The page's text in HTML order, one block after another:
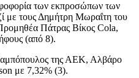
των εκπροσώπων των
τους Δημήτρη Μωραΐτη του
Πάτρας Βίκος Cola,
(από 8).
της ΑΕΚ, Αλβάρο
με 7,32% (3).